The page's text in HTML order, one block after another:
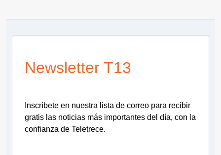
Newsletter T13
Inscríbete en nuestra lista de correo para recibir
gratis las noticias más importantes del día, con la
confianza de Teletrece.